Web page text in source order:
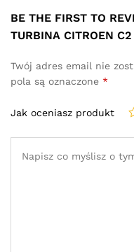
BE THE FIRST TO
TURBINA CITROEN
Twój adres email nie
pola są oznaczone *
Jak oceniasz produkt